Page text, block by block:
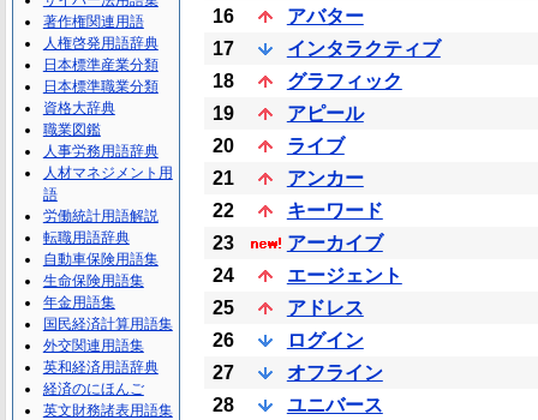
16
アバター
17
インタラクティブ
18
グラフィック
19
アピール
20
ライブ
21
アンカー
22
キーワード
23
アーカイブ
24
エージェント
25
アドレス
26
ログイン
27
オフライン
28
ユニバース
著作権関連用語
人権啓発用語辞典
日本標準産業分類
日本標準職業分類
資格大辞典
職業図鑑
人事労務用語辞典
人材マネジメント用
語
労働統計用語解説
転職用語辞典
自動車保険用語集
生命保険用語集
年金用語集
国民経済計算用語集
外交関連用語集
英和経済用語辞典
経済のにほんご
英文財務諸表用語集